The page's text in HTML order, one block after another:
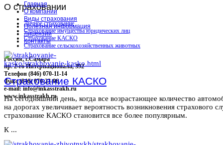
О страховании
Личное страхование
Страхование имущества юридических лиц
Страхование КАСКО
Страхование сельскохозяйственных животных
Россия, г.Самара
пр. 2-го Интернационала, 392
Телефон (846) 070-11-14
Факс (846) 070-23-96
e-mail: info@inkasstrakh.ru
www.inkasstrakh.ru
Главная
О компании
Виды страхования
Полезная информация
Лицензии
Контакты
Страхование КАСКО
На сегодняшний день, когда все возрастающее количество
на дорогах увеличивает вероятность возникновения страхового
страхование КАСКО становится все более популярным.
К ...